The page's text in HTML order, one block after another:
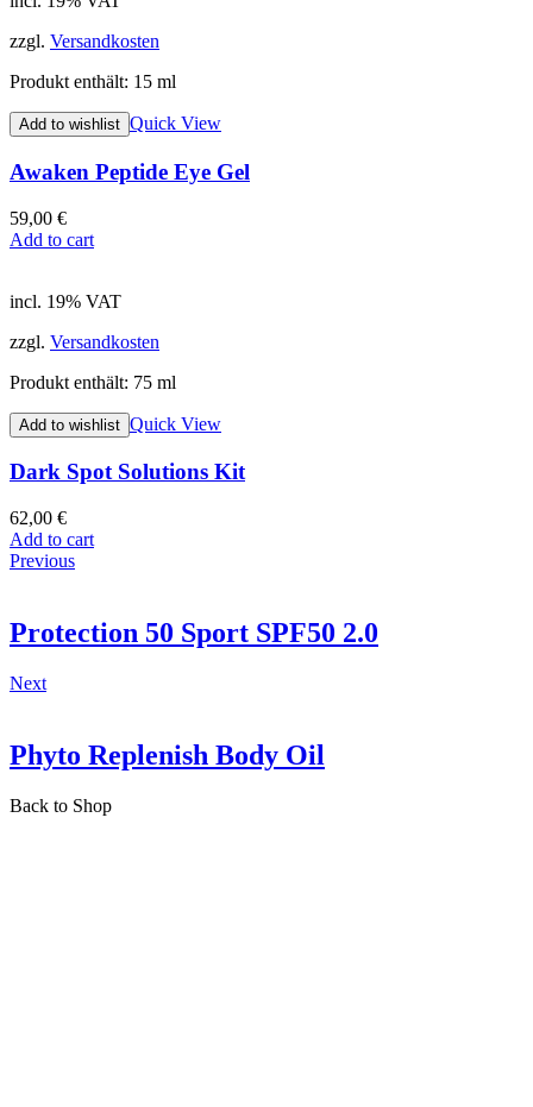
zzgl. Versandkosten
Produkt enthält: 15 ml
Add to wishlist Quick View
Awaken Peptide Eye Gel
59,00 €
Add to cart
incl. 19% VAT
zzgl. Versandkosten
Produkt enthält: 75 ml
Add to wishlist Quick View
Dark Spot Solutions Kit
62,00 €
Add to cart
Previous
Protection 50 Sport SPF50 2.0
Next
Phyto Replenish Body Oil
Back to Shop